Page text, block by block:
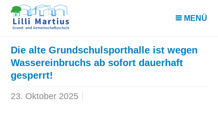
MENÜ
Die alte Grundschulsporthalle ist wegen
Wassereinbruchs ab sofort dauerhaft
gesperrt!
23. Oktober 2025